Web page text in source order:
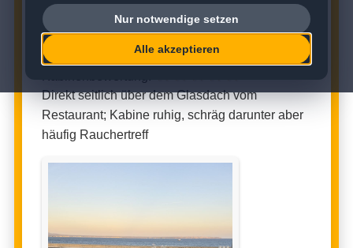
BALKONKABINE (KABINENNUMMER: 6181)
Direkt seitlich über dem Glasdach vom
Restaurant; Kabine ruhig, schräg darunter aber
häufig Rauchertreff
Nur notwendige setzen
Alle akzeptieren